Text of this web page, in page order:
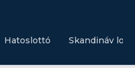
Hatoslottó Skandináv